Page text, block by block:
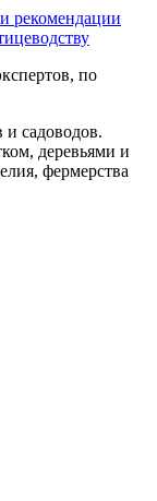
по
садоводов.
деревьями и
фермерства